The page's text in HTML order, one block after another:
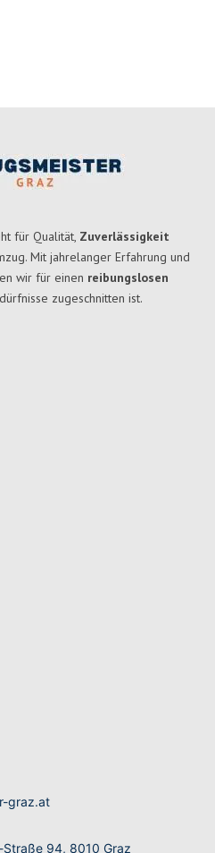
für Qualität, Zuverlässigkeit
Mit jahrelanger Erfahrung und
wir für einen reibungslosen
zugeschnitten ist.
graz.at
94, 8010 Graz